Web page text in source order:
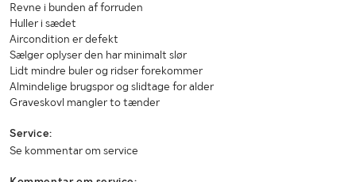
Revne i bunden af forruden
Huller i sædet
Aircondition er defekt
Sælger oplyser den har minimalt slør
Lidt mindre buler og ridser forekommer
Almindelige brugspor og slidtage for alder
Graveskovl mangler to tænder
Service:
Se kommentar om service